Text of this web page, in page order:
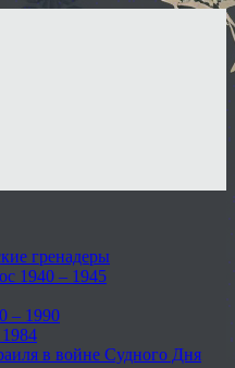
гренадеры
1940 – 1945
– 1990
в войне Судного Дня